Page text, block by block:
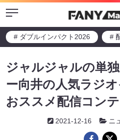
Menu
# ダブルインパクト2026 #
ジャルジャルの単
ー向井の人気ラジオ
おススメ配信コン
2021-12-16 ニ